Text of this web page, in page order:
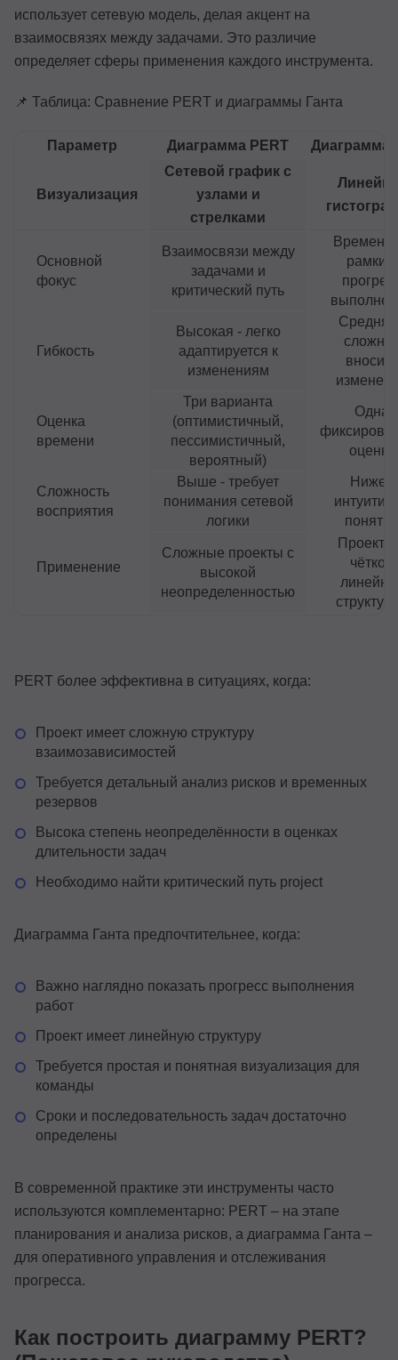
использует сетевую модель, делая акцент на
взаимосвязях между задачами. Это различие
определяет сферы применения каждого инструмента.
📌 Таблица: Сравнение PERT и диаграммы Ганта
Параметр Диаграмма PERT Диаграмма
Визуализация
Сетевой график с
узлами и
стрелками
Основной
фокус
Взаимосвязи между
задачами и
критический путь
рамки и
Гибкость
Высокая - легко
адаптируется к
изменениям
вносить
Оценка
времени
Три варианта
(оптимистичный,
пессимистичный,
вероятный)
Одна
оценка
Сложность
восприятия
Выше - требует
понимания сетевой
логики
Ниже -
понятна
Применение
Сложные проекты с
высокой
неопределенностью
Проекты
чёткой
PERT более эффективна в ситуациях, когда:
Проект имеет сложную структуру
взаимозависимостей
Требуется детальный анализ рисков и временных
резервов
Высока степень неопределённости в оценках
длительности задач
Необходимо найти критический путь project
Диаграмма Ганта предпочтительнее, когда:
Важно наглядно показать прогресс выполнения
работ
Проект имеет линейную структуру
Требуется простая и понятная визуализация для
команды
Сроки и последовательность задач достаточно
определены
В современной практике эти инструменты часто
используются комплементарно: PERT – на этапе
планирования и анализа рисков, а диаграмма Ганта –
для оперативного управления и отслеживания
прогресса.
Как построить диаграмму PERT?